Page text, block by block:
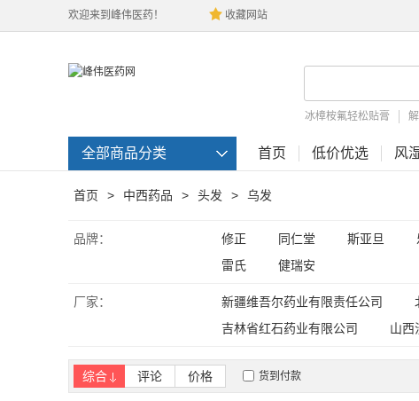
欢迎来到峰伟医药！ 收藏网站
冰樟桉氟轻松贴膏
全部商品分类 首页 低价优选 风
首页 > 中西药品 > 头发 > 乌发
品牌： 修正 同仁堂 斯亚旦
雷氏
健瑞安
厂家： 新疆维吾尔药业有限责任公司
吉林省红石药业有限公司
山西
甘肃河西制药有限责任公司
综合 评论 价格 货到付款